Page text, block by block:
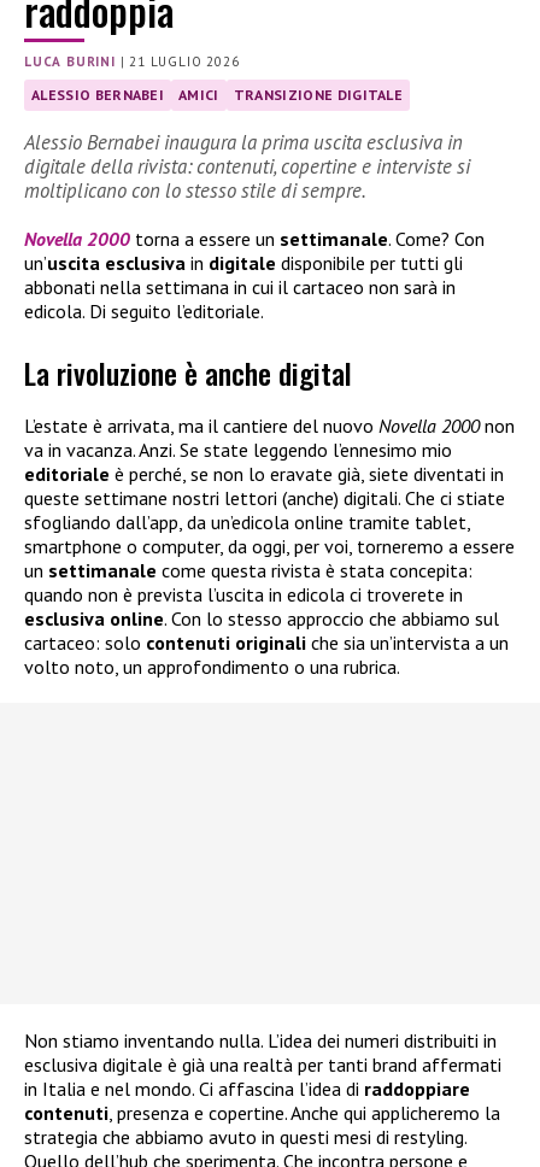
LUCA BURINI | 21 LUGLIO 2026
ALESSIO BERNABEI AMICI TRANSIZIONE DIGITALE
Alessio Bernabei inaugura la prima uscita esclusiva in
digitale della rivista: contenuti, copertine e interviste si
moltiplicano con lo stesso stile di sempre.
Novella 2000 torna a essere un settimanale. Come? Con
un’uscita esclusiva in digitale disponibile per tutti gli
abbonati nella settimana in cui il cartaceo non sarà in
edicola. Di seguito l’editoriale.
La rivoluzione è anche digital
L’estate è arrivata, ma il cantiere del nuovo Novella 2000non
va in vacanza. Anzi. Se state leggendo l’ennesimo mio
editoriale è perché, se non lo eravate già, siete diventati in
queste settimane nostri lettori (anche) digitali. Che ci stiate
sfogliando dall’app, da un’edicola online tramite tablet,
smartphone o computer, da oggi, per voi, torneremo a essere
un settimanale come questa rivista è stata concepita:
quando non è prevista l’uscita in edicola ci troverete in
esclusiva online. Con lo stesso approccio che abbiamo sul
cartaceo: solo contenuti originali che sia un’intervista a un
volto noto, un approfondimento o una rubrica.
Non stiamo inventando nulla. L’idea dei numeri distribuiti in
esclusiva digitale è già una realtà per tanti brand affermati
in Italia e nel mondo. Ci affascina l’idea di raddoppiare
contenuti , presenza e copertine. Anche qui applicheremo la
strategia che abbiamo avuto in questi mesi di restyling.
Quello dell’hub che sperimenta. Che incontra persone e